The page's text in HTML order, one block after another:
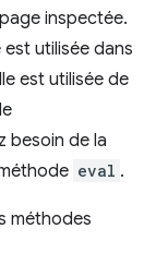
inspectée.
utilisée dans
est utilisée de
besoin de la
eval .
méthodes